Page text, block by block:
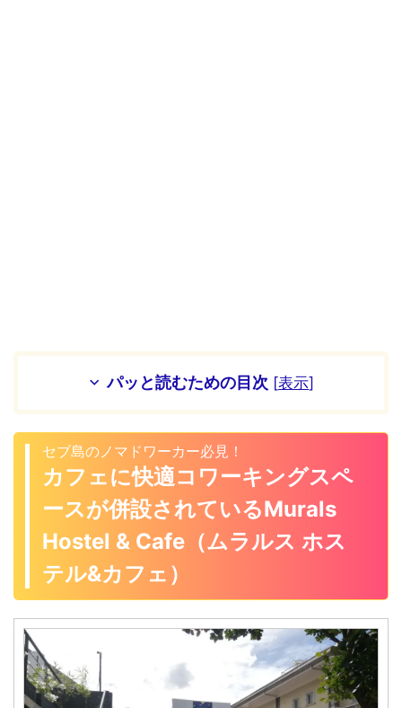
パッと読むための目次 [表示]
セブ島のノマドワーカー必見！
カフェに快適コワーキングスペ
ースが併設されているMurals
Hostel & Cafe（ムラルス ホス
テル&カフェ）